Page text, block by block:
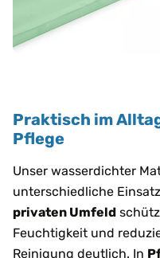
Praktisch im
Pflege
Unser wasserdichter
unterschiedliche
privaten Umfeld
Feuchtigkeit und
Reinigung deutlich. In